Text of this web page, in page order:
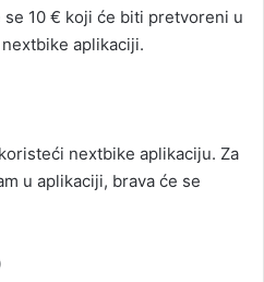
10 € koji će biti pretvoreni u
aplikaciji.
nextbike aplikaciju. Za
u aplikaciji, brava će se